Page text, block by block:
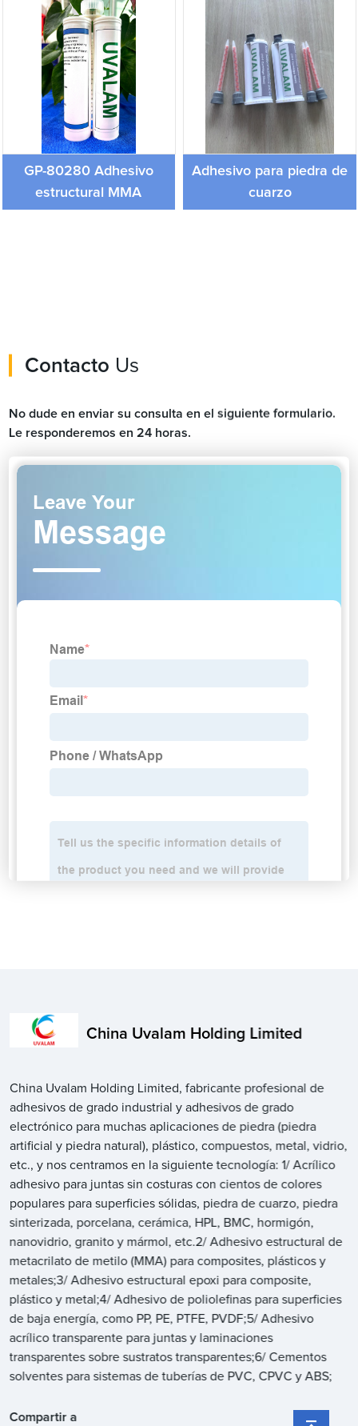
GP-80280 Adhesivo
estructural MMA
Adhesivo para piedra de
cuarzo
Contacto Us
No dude en enviar su consulta en el siguiente formulario.
Le responderemos en 24 horas.
China Uvalam Holding Limited
China Uvalam Holding Limited, fabricante profesional de
adhesivos de grado industrial y adhesivos de grado
electrónico para muchas aplicaciones de piedra (piedra
artificial y piedra natural), plástico, compuestos, metal, vidrio,
etc., y nos centramos en la siguiente tecnología: 1/ Acrílico
adhesivo para juntas sin costuras con cientos de colores
populares para superficies sólidas, piedra de cuarzo, piedra
sinterizada, porcelana, cerámica, HPL, BMC, hormigón,
nanovidrio, granito y mármol, etc.2/ Adhesivo estructural de
metacrilato de metilo (MMA) para composites, plásticos y
metales;3/ Adhesivo estructural epoxi para composite,
plástico y metal;4/ Adhesivo de poliolefinas para superficies
de baja energía, como PP, PE, PTFE, PVDF;5/ Adhesivo
acrílico transparente para juntas y laminaciones
transparentes sobre sustratos transparentes;6/ Cementos
solventes para sistemas de tuberías de PVC, CPVC y ABS;
Compartir a